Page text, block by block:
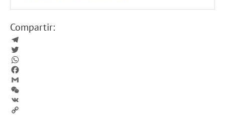
Compartir:
Telegram
Twitter
WhatsApp
Facebook
Gmail
WeChat
VK